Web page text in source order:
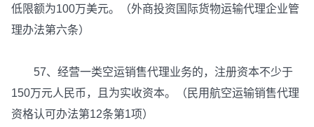
低限额为100万美元。（外商投资国际货物运输代理企业管
理办法第六条）
57、经营一类空运销售代理业务的，注册资本不少于
150万元人民币，且为实收资本。（民用航空运输销售代理
资格认可办法第12条第1项）